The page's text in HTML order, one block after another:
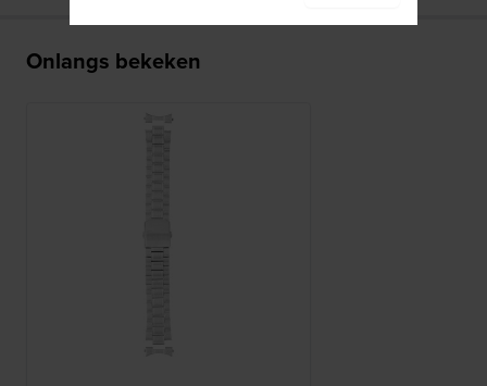
Onlangs bekeken